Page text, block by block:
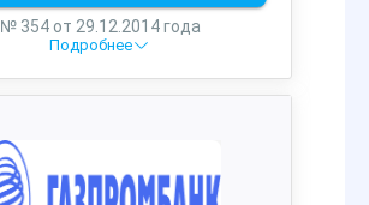
№ 354 от 29.12.2014 года
Подробнее